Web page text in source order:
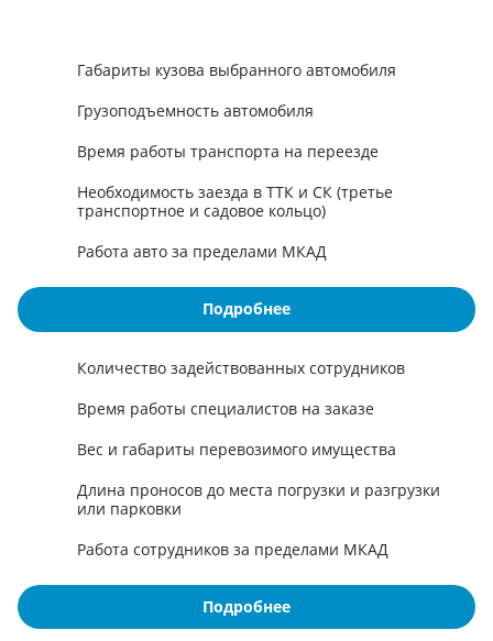
Габариты кузова выбранного автомобиля
Грузоподъемность автомобиля
Время работы транспорта на переезде
Необходимость заезда в ТТК и СК (третье
транспортное и садовое кольцо)
Работа авто за пределами МКАД
Подробнее
Количество задействованных сотрудников
Время работы специалистов на заказе
Вес и габариты перевозимого имущества
Длина проносов до места погрузки и разгрузки
или парковки
Работа сотрудников за пределами МКАД
Подробнее